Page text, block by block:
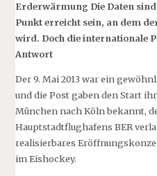
Erderwärmung Die Daten
Punkt erreicht sein, an dem
wird. Doch die internationale
Antwort
Der 9. Mai 2013 war ein
und die Post gaben den Start
München nach Köln bekannt,
Hauptstadtflughafens BER
realisierbares
im Eishockey.